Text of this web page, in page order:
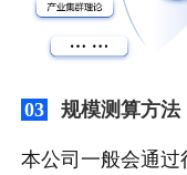
03 规模测算方法
本公司一般会通